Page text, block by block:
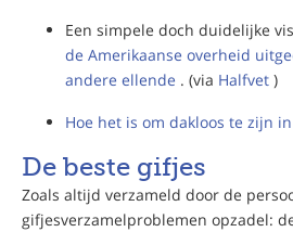
Een simpele doch duidelijke
de Amerikaanse overheid
andere ellende . (via Halfvet )
Hoe het is om dakloos te zijn
De beste gifjes
Zoals altijd verzameld door de
gifjesverzamelproblemen opzadel: